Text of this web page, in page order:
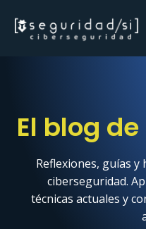
contenido
El blog
Reflexiones, guías
ciberseguridad.
técnicas actuales y